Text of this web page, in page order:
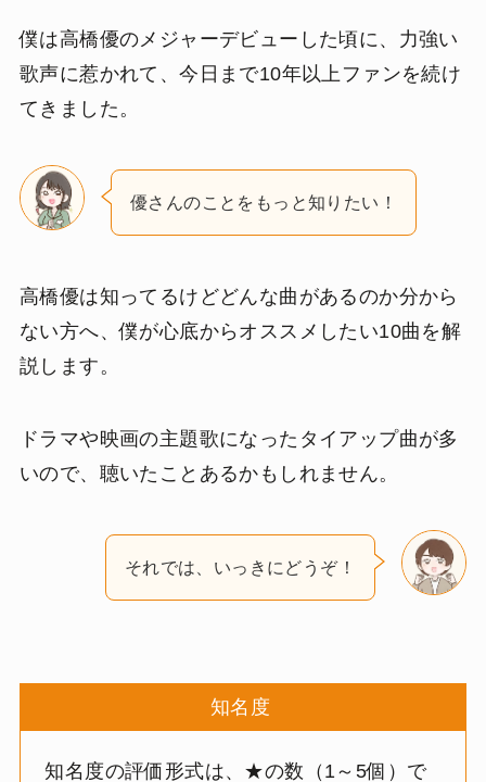
僕は高橋優のメジャーデビューした頃に、力強い
歌声に惹かれて、今日まで10年以上ファンを続け
てきました。
優さんのことをもっと知りたい！
高橋優は知ってるけどどんな曲があるのか分から
ない方へ、僕が心底からオススメしたい10曲を解
説します。
ドラマや映画の主題歌になったタイアップ曲が多
いので、聴いたことあるかもしれません。
それでは、いっきにどうぞ！
知名度
知名度の評価形式は、★の数（1～5個）で